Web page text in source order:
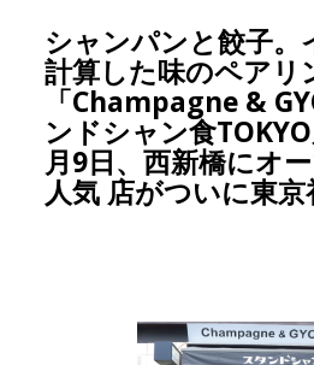
シャンパンと餃子。
計算した味のペアリ
「Champagne &
ンドシャン食
月9日、西新橋にオ
人気 店がついに東京